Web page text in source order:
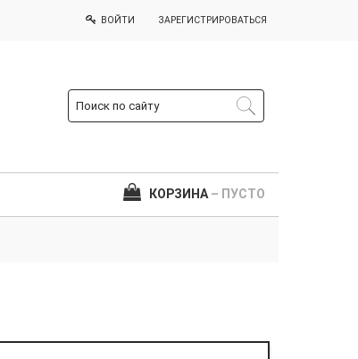
ВОЙТИ ЗАРЕГИСТРИРОВАТЬСЯ
КОРЗИНА – ПУСТО